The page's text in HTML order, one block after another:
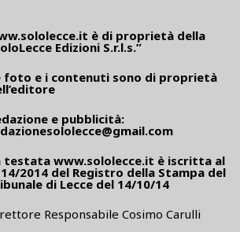
è di proprietà della
Edizioni S.r.l.s.”
foto e i contenuti sono di proprietà
e pubblicità:
testata www.sololecce.it è iscritta al
14/2014 del Registro della Stampa del
di Lecce del 14/10/14
Responsabile Cosimo Carulli